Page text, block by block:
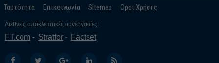
Ταυτότητα Επικοινωνία Sitemap Οροι Χρήσης
Διεθνείς αποκλειστικές συνεργασίες:
FT.com Stratfor Factset